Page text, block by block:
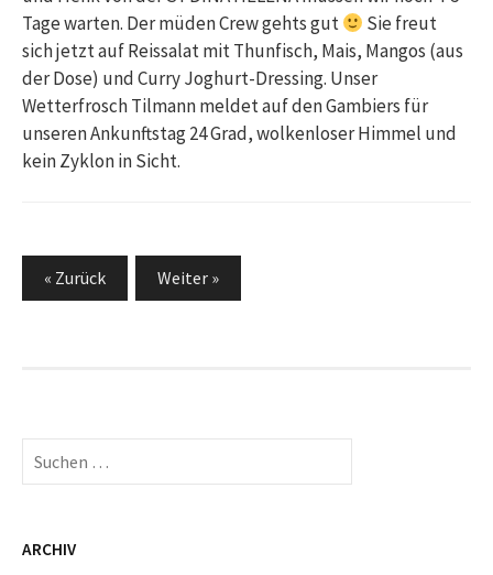
Tage warten. Der müden Crew gehts gut
Sie freut
sich jetzt auf Reissalat mit Thunfisch, Mais, Mangos (aus
der Dose) und Curry Joghurt-Dressing. Unser
Wetterfrosch Tilmann meldet auf den Gambiers für
unseren Ankunftstag 24 Grad, wolkenloser Himmel und
kein Zyklon in Sicht.
Seitennummerierung
der
« Zurück Weiter »
Suchen
nach:
ARCHIV